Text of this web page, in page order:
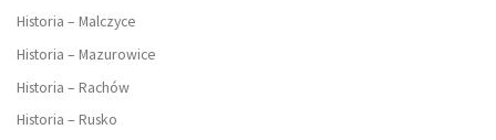
Historia – Malczyce
Historia – Mazurowice
Historia – Rachów
Historia – Rusko